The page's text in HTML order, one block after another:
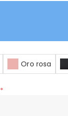
Oro rosa
*